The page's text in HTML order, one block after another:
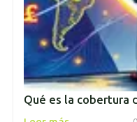
Qué es la cobertura